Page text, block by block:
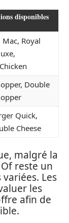
disponibles
Mac, Royal
Double
Quick,
Cheese
malgré la
reste un
Les
les
afin de